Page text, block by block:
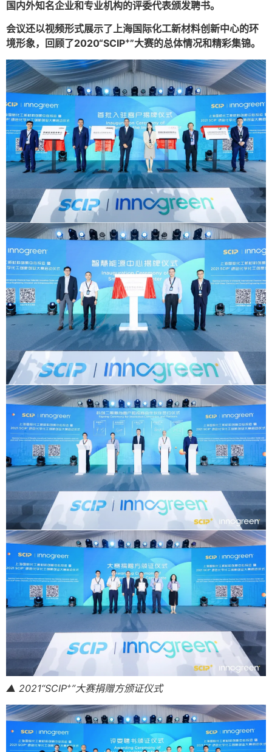
国内外知名企业和专业机构的评委代表颁发聘书。
会议还以视频形式展示了上海国际化工新材料创新中心的环
境形象，回顾了2020“SCIP+”大赛的总体情况和精彩集锦。
▲ 2021“SCIP+”大赛捐赠方颁证仪式